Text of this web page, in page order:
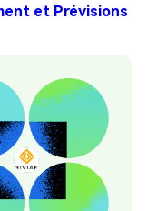
et Prévisions